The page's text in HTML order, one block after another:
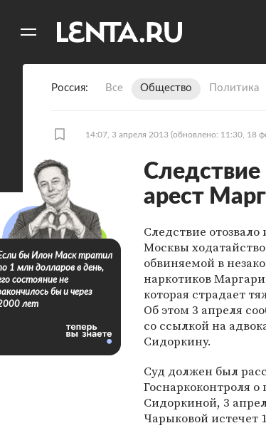
Россия Все Общество Политика
14:07, 3 апреля 2013 (обновлено: 11:30, 18
арест
Следствие отозвало
Москвы
обвиняемой в
наркотиков
которая страдает
Об этом 3 апреля
со ссылкой на
Сидоркину.
Суд должен был
Госнаркоконтроля
Сидоркиной, 3
Чарыковой истечет
бы Илон Маск тратил
1 млн долларов в день,
состояние не
бы и через
лет